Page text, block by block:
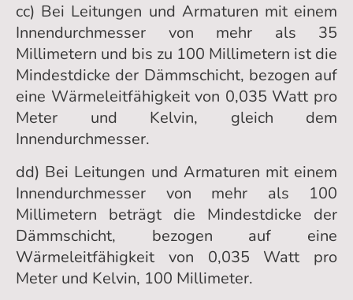
cc) Bei Leitungen und Armaturen mit einem
Innendurchmesser von mehr als 35
Millimetern und bis zu 100 Millimetern ist die
Mindestdicke der Dämmschicht, bezogen auf
eine Wärmeleitfähigkeit von 0,035 Watt pro
Meter und Kelvin, gleich dem
Innendurchmesser.
dd) Bei Leitungen und Armaturen mit einem
Innendurchmesser von mehr als 100
Millimetern beträgt die Mindestdicke der
Dämmschicht, bezogen auf eine
Wärmeleitfähigkeit von 0,035 Watt pro
Meter und Kelvin, 100 Millimeter.